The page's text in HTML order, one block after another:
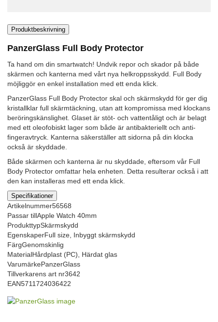
Produktbeskrivning
PanzerGlass Full Body Protector
Ta hand om din smartwatch! Undvik repor och skador på både
skärmen och kanterna med vårt nya helkroppsskydd. Full Body
möjliggör en enkel installation med ett enda klick.
PanzerGlass Full Body Protector skal och skärmskydd för ger dig
kristallklar full skärmtäckning, utan att kompromissa med klockans
beröringskänslighet. Glaset är stöt- och vattentåligt och är belagt
med ett oleofobiskt lager som både är antibakteriellt och anti-
fingeravtryck. Kanterna säkerställer att sidorna på din klocka
också är skyddade.
Både skärmen och kanterna är nu skyddade, eftersom vår Full
Body Protector omfattar hela enheten. Detta resulterar också i att
den kan installeras med ett enda klick.
Specifikationer
Artikelnummer56568
Passar tillApple Watch 40mm
ProdukttypSkärmskydd
EgenskaperFull size, Inbyggt skärmskydd
FärgGenomskinlig
MaterialHårdplast (PC), Härdat glas
VarumärkePanzerGlass
Tillverkarens art nr3642
EAN5711724036422